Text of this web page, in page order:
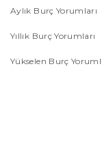
Aylık Burç Yorumları
Yıllık Burç Yorumları
Yükselen Burç